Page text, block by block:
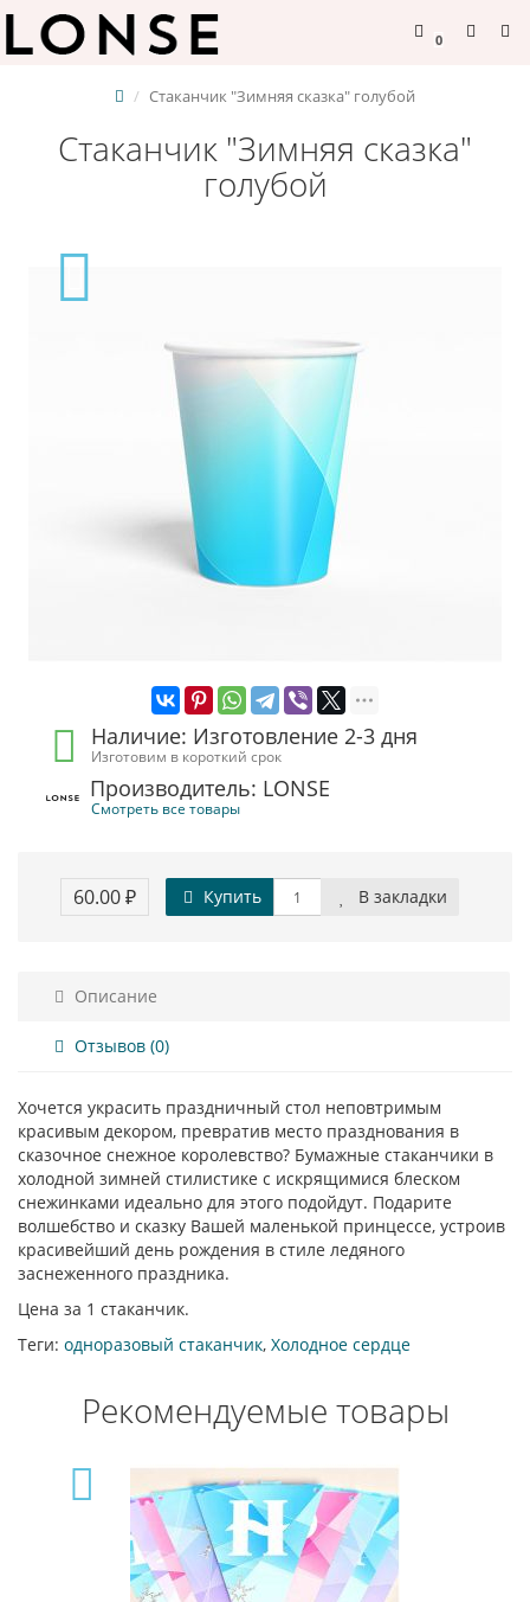
0
Стаканчик "Зимняя сказка" голубой
Стаканчик "Зимняя сказка"
голубой
Наличие: Изготовление 2-3 дня
Изготовим в короткий срок
Производитель: LONSE
Смотреть все товары
60.00 ₽ Купить В закладки
Описание
Отзывов (0)
Хочется украсить праздничный стол неповтримым
красивым декором, превратив место празднования в
сказочное снежное королевство? Бумажные стаканчики в
холодной зимней стилистике с искрящимися блеском
снежинками идеально для этого подойдут. Подарите
волшебство и сказку Вашей маленькой принцессе, устроив
красивейший день рождения в стиле ледяного
заснеженного праздника.
Цена за 1 стаканчик.
Теги: одноразовый стаканчик, Холодное сердце
Рекомендуемые товары